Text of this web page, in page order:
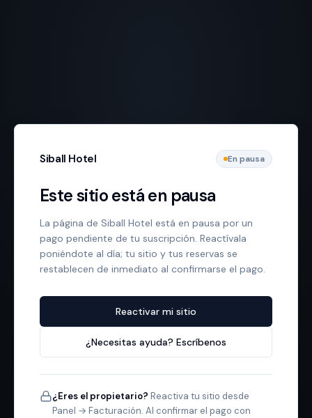
Siball Hotel En pausa
Este sitio está en pausa
La página de Siball Hotel está en pausa por un
pago pendiente de tu suscripción. Reactívala
poniéndote al día; tu sitio y tus reservas se
restablecen de inmediato al confirmarse el pago.
Reactivar mi sitio
¿Necesitas ayuda? Escríbenos
¿Eres el propietario? Reactiva tu sitio desde
Panel → Facturación. Al confirmar el pago con